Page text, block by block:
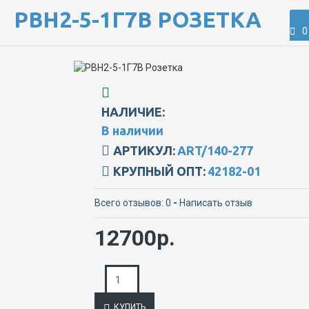
0
РВН2-5-1Г7В РОЗЕТКА
НАЛИЧИЕ:
В наличии
АРТИКУЛ: ART/140-277
КРУПНЫЙ ОПТ: 42182-01
Всего отзывов: 0 - Написать отзыв
12700р.
КУПИТЬ